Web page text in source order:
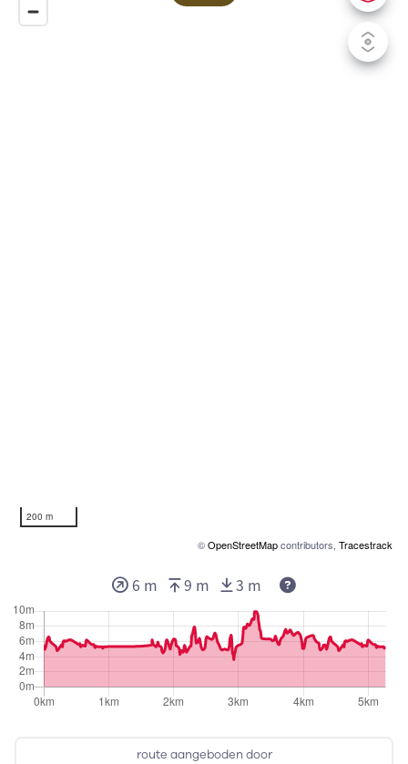
200 m
©OpenStreetMapcontributors, Tracestrack
route aangeboden door
6 m 9 m 3 m